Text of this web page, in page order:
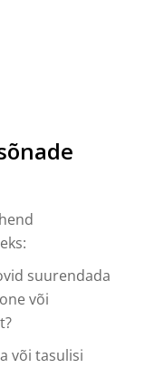
ÜHENDUST
suurendada
või
või tasulisi